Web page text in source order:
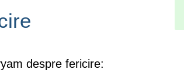
despre fericire: